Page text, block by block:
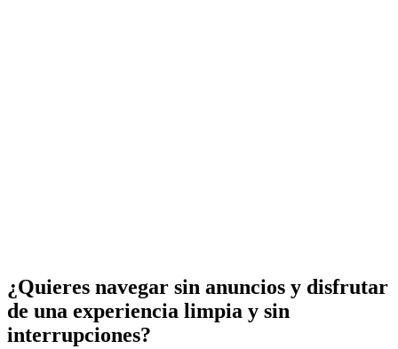
¿Quieres navegar sin anuncios y disfrutar
de una experiencia limpia y sin
interrupciones?